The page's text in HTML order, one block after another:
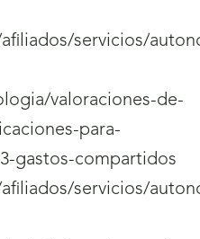
servicios/
valoraciones-de-
para-
gastos-compartidos
servicios/